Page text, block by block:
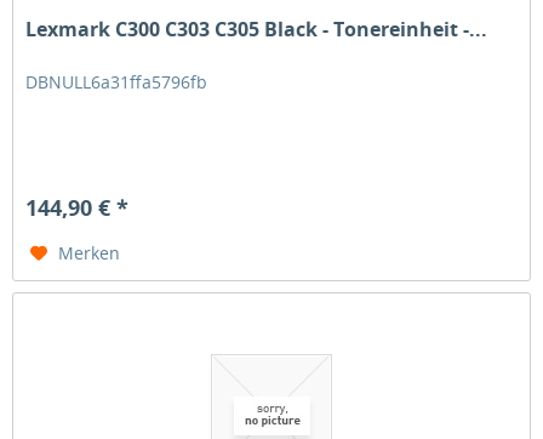
Lexmark C300 C303 C305 Black - Tonereinheit -...
DBNULL6a31ffa5796fb
144,90 € *
Merken